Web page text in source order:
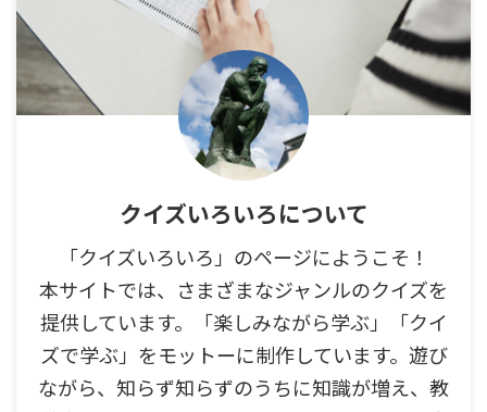
クイズいろいろについて
「クイズいろいろ」のページにようこそ！
本サイトでは、さまざまなジャンルのクイズを
提供しています。「楽しみながら学ぶ」「クイ
ズで学ぶ」をモットーに制作しています。遊び
ながら、知らず知らずのうちに知識が増え、教